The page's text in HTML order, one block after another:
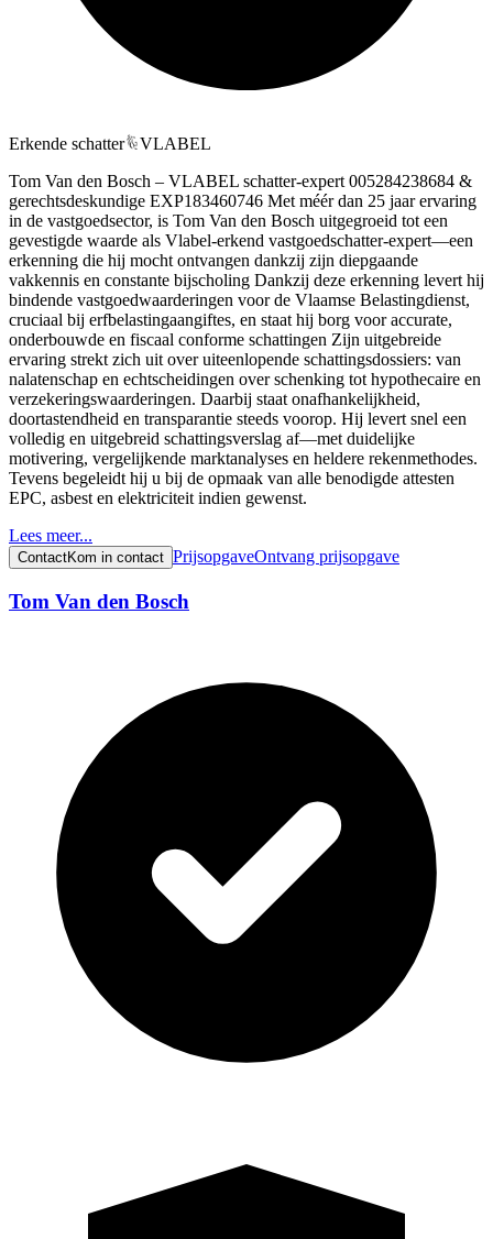
Erkende schatter
VLABEL
Tom Van den Bosch – VLABEL schatter-expert 005284238684 &
gerechtsdeskundige EXP183460746 Met méér dan 25 jaar ervaring
in de vastgoedsector, is Tom Van den Bosch uitgegroeid tot een
gevestigde waarde als Vlabel‑erkend vastgoedschatter-expert—een
erkenning die hij mocht ontvangen dankzij zijn diepgaande
vakkennis en constante bijscholing Dankzij deze erkenning levert hij
bindende vastgoedwaarderingen voor de Vlaamse Belastingdienst,
cruciaal bij erfbelastingaangiftes, en staat hij borg voor accurate,
onderbouwde en fiscaal conforme schattingen Zijn uitgebreide
ervaring strekt zich uit over uiteenlopende schattingsdossiers: van
nalatenschap en echtscheidingen over schenking tot hypothecaire en
verzekeringswaarderingen. Daarbij staat onafhankelijkheid,
doortastendheid en transparantie steeds voorop. Hij levert snel een
volledig en uitgebreid schattingsverslag af—met duidelijke
motivering, vergelijkende marktanalyses en heldere rekenmethodes.
Tevens begeleidt hij u bij de opmaak van alle benodigde attesten
EPC, asbest en elektriciteit indien gewenst.
Lees meer...
ContactKom in contact PrijsopgaveOntvang prijsopgave
Tom Van den Bosch